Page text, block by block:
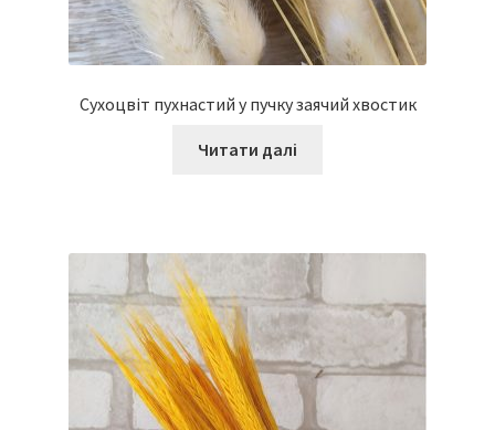
Сухоцвіт пухнастий у пучку заячий хвостик
Читати далі